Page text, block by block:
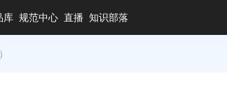
库 规范中心 直播 知识部落